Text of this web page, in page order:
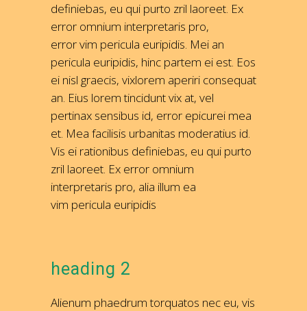
definiebas, eu qui purto zril laoreet. Ex
error omnium interpretaris pro,
error vim pericula euripidis. Mei an
pericula euripidis, hinc partem ei est. Eos
ei nisl graecis, vixlorem aperiri consequat
an. Eius lorem tincidunt vix at, vel
pertinax sensibus id, error epicurei mea
et. Mea facilisis urbanitas moderatius id.
Vis ei rationibus definiebas, eu qui purto
zril laoreet. Ex error omnium
interpretaris pro, alia illum ea
vim pericula euripidis
heading 2
Alienum phaedrum torquatos nec eu, vis